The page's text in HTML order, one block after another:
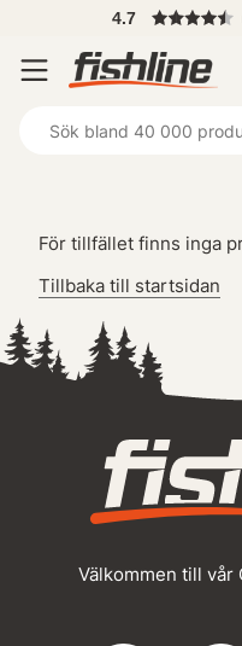
4.7
För tillfället finns inga
Tillbaka till startsidan
Välkommen till vår